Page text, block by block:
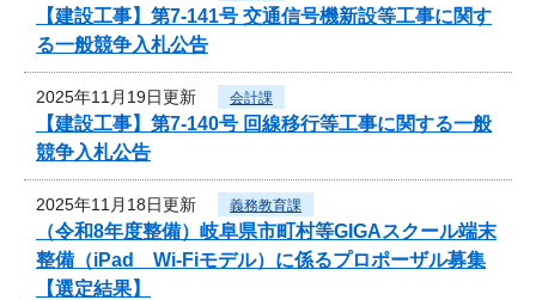
【建設工事】第7-141号 交通信号機新設等工事に関す
る一般競争入札公告
2025年11月19日更新 会計課
【建設工事】第7-140号 回線移行等工事に関する一般
競争入札公告
2025年11月18日更新 義務教育課
（令和8年度整備）岐阜県市町村等GIGAスクール端末
整備（iPad Wi-Fiモデル）に係るプロポーザル募集
【選定結果】